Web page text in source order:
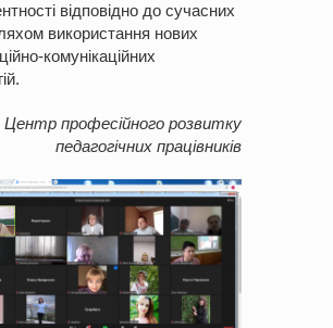
відповідно до сучасних
використання нових
комунікаційних
Центр професійного розвитку
педагогічних працівників